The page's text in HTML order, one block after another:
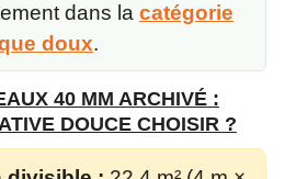
dans la catégorie
doux.
40 MM ARCHIVÉ :
DOUCE CHOISIR ?